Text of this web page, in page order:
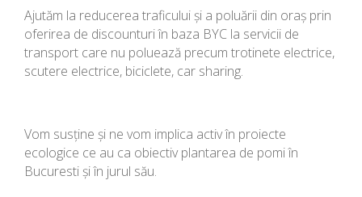
Ajutăm la reducerea traficului și a poluării din oraș prin
oferirea de discounturi în baza BYC la servicii de
transport care nu poluează precum trotinete electrice,
scutere electrice, biciclete, car sharing.
Vom susține și ne vom implica activ în proiecte
ecologice ce au ca obiectiv plantarea de pomi în
Bucuresti și în jurul său.